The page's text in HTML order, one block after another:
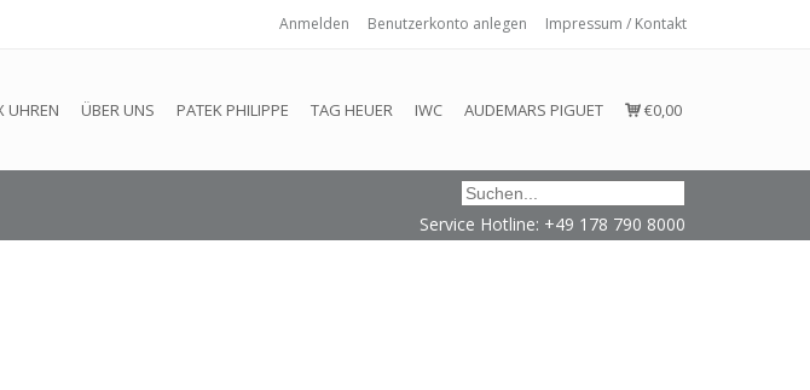
Anmelden Benutzerkonto anlegen Impressum / Kontakt
UHREN ÜBER UNS PATEK PHILIPPE TAG HEUER IWC AUDEMARS PIGUET €0,00
Service Hotline: +49 178 790 8000
können nicht alle Bestellungen eingehalten oder erfüllt werden.